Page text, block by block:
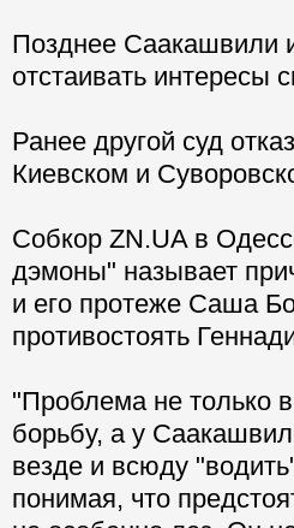
Позднее Саакашвили
отстаивать интересы
Ранее другой суд
Киевском и
Собкор ZN.UA в
дэмоны" называет
и его протеже Саша
противостоять
"Проблема не только
борьбу, а у
везде и всюду
понимая, что